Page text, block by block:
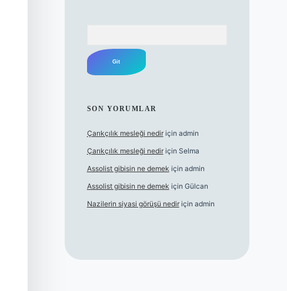
SON YORUMLAR
Çarıkçılık mesleği nediriçin admin
Çarıkçılık mesleği nediriçin Selma
Assolist gibisin ne demek için admin
Assolist gibisin ne demek için Gülcan
Nazilerin siyasi görüşü nediriçin admin